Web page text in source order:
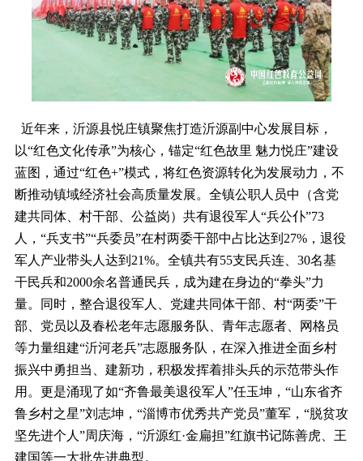
近年来，沂源县悦庄镇聚焦打造沂源副中心发展目标，
以“红色文化传承”为核心，锚定“红色故里 魅力悦庄”建设
蓝图，通过“红色+”模式，将红色资源转化为发展动力，不
断推动镇域经济社会高质量发展。全镇公职人员中（含党
建共同体、村干部、公益岗）共有退役军人“兵公仆”73
人，“兵支书”“兵委员”在村两委干部中占比达到27%，退役
军人产业带头人达到21%。全镇共有55支民兵连、30名基
干民兵和2000余名普通民兵，成为建在身边的“拳头”力
量。同时，整合退役军人、党建共同体干部、村“两委”干
部、党员以及春松老年志愿服务队、青年志愿者、网格员
等力量组建“沂河老兵”志愿服务队，在深入推进全面乡村
振兴中勇担当、建新功，积极发挥着排头兵的示范带头作
用。更是涌现了如“齐鲁最美退役军人”任玉坤，“山东省齐
鲁乡村之星”刘志坤，“淄博市优秀共产党员”董军，“脱贫攻
坚先进个人”周庆海，“沂源红·金扁担”红旗书记陈善虎、王
建国等一大批先进典型。